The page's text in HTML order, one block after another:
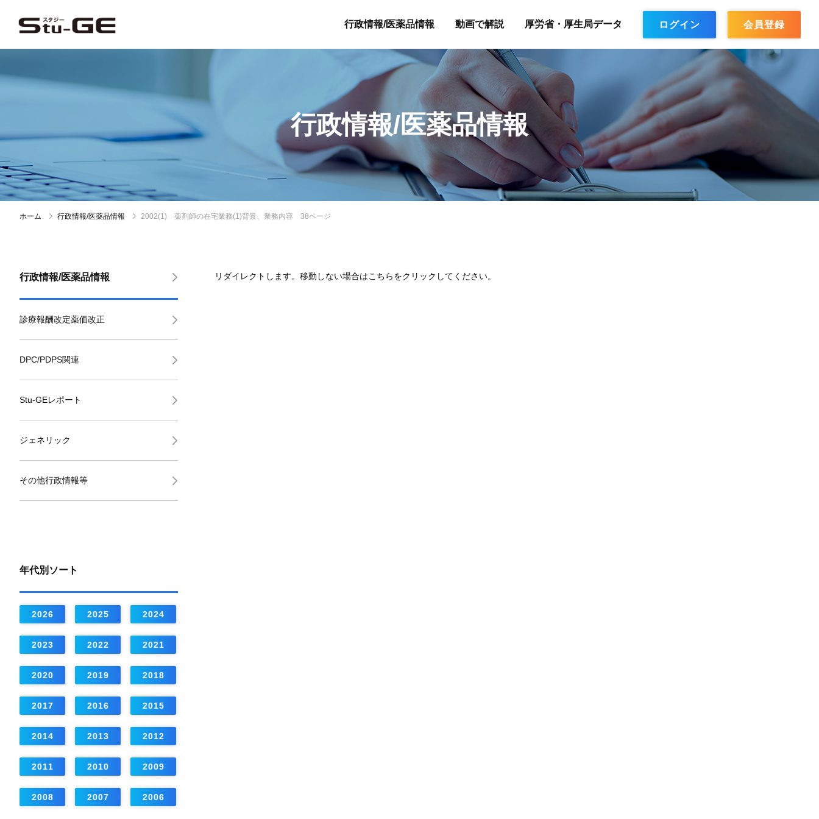
行政情報/医薬品情報 動画で解説 厚労省・厚生局データ ログイン 会員登録
行政情報/医薬品情報
ホーム 行政情報/医薬品情報 2002(1) 薬剤師の在宅業務(1)背景、業務内容 38ページ
リダイレクトします。移動しない場合はこちらをクリックしてください。
行政情報/医薬品情報
診療報酬改定薬価改正
DPC/PDPS関連
Stu-GEレポート
ジェネリック
その他行政情報等
年代別ソート
2026 2025 2024
2023 2022 2021
2020 2019 2018
2017 2016 2015
2014 2013 2012
2011 2010 2009
2008 2007 2006